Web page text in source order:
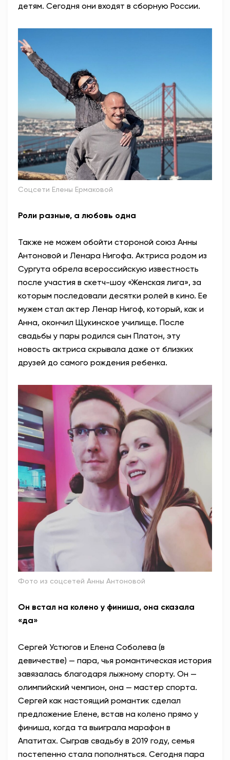
детям. Сегодня они входят в сборную России.
Соцсети Елены Ермаковой
Роли разные, а любовь одна
Также не можем обойти стороной союз Анны
Антоновой и Ленара Нигофа. Актриса родом из
Сургута обрела всероссийскую известность
после участия в скетч-шоу «Женская лига», за
которым последовали десятки ролей в кино. Ее
мужем стал актер Ленар Нигоф, который, как и
Анна, окончил Щукинское училище. После
свадьбы у пары родился сын Платон, эту
новость актриса скрывала даже от близких
друзей до самого рождения ребенка.
Фото из соцсетей Анны Антоновой
Он встал на колено у финиша, она сказала
«да»
Сергей Устюгов и Елена Соболева (в
девичестве) — пара, чья романтическая история
завязалась благодаря лыжному спорту. Он —
олимпийский чемпион, она — мастер спорта.
Сергей как настоящий романтик сделал
предложение Елене, встав на колено прямо у
финиша, когда та выиграла марафон в
Апатитах. Сыграв свадьбу в 2019 году, семья
постепенно стала пополняться. Сегодня пара